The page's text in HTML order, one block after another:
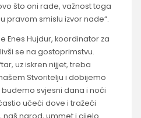
što oni rade, važnost toga
pravom smislu izvor nade“.
Enes Hujdur, koordinator za
se na gostoprimstvu.
uz iskren nijjet, treba
Stvoritelju i dobijemo
svjesni dana i noći
učeći dove i tražeći